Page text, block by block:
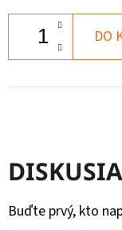
DO
DISKUSIA
Buďte prvý, kto